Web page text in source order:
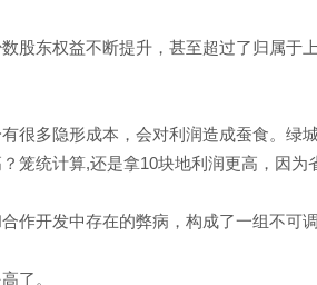
股东权益不断提升，甚至超过了归属
很多隐形成本，会对利润造成蚕食。绿
笼统计算,还是拿10块地利润更高，因为
作开发中存在的弊病，构成了一组不可
了。